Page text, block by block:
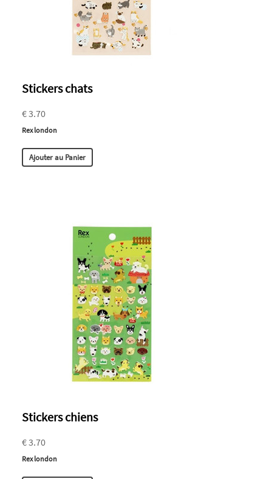
Stickers chats
€ 3.70
Rex london
Ajouter au Panier
Stickers chiens
€ 3.70
Rex london